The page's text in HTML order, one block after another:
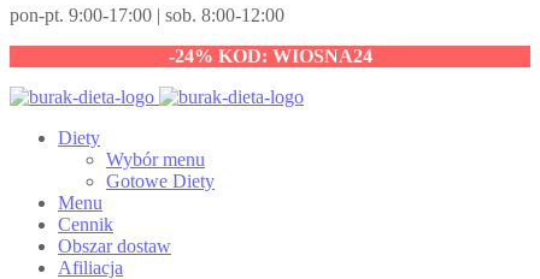
pon-pt. 9:00-17:00 | sob. 8:00-12:00
-24% KOD: WIOSNA24
Diety
Wybór menu
Gotowe Diety
Menu
Cennik
Obszar dostaw
Afiliacja